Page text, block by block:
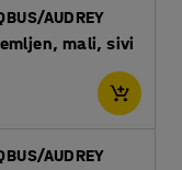
AUDREY
mali, sivi
AUDREY